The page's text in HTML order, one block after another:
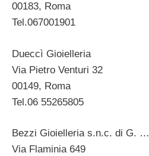
00183, Roma
Tel.067001901
Dueccì Gioielleria
Via Pietro Venturi 32
00149, Roma
Tel.06 55265805
Bezzi Gioielleria s.n.c. di G. …
Via Flaminia 649